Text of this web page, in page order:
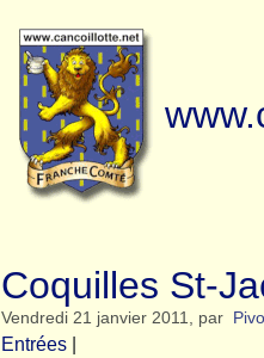
Coquilles St-
Vendredi 21 janvier 2011, par
Entrées